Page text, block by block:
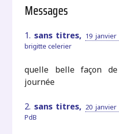
Messages
1. sans titres, 19 janvier
brigitte celerier
quelle belle façon
journée
2. sans titres, 20 janvier
PdB